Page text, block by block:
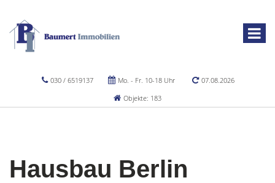
030 / 6519137 Mo. - Fr. 10-18 Uhr
07.08.2026
Objekte: 183
Hausbau Berlin